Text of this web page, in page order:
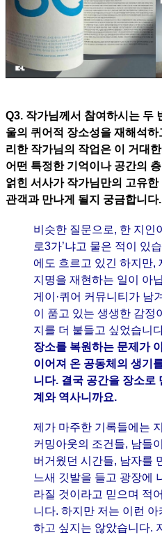
Q3. 작가님께서 참여하시는 두
울의 퀴어적 장소성을 재해석
리한 작가님의 작업은 이 거대
어떤 특정한 기억이나 공간의
얽힌 서사가 작가님만의 고유
관객과 만나게 될지 궁금합니다.
비슷한 질문으로, 한 지인
로3가’냐고 물은 적이 있
에도 흐르고 있긴 하지만,
지명을 재현하는 일이 아
게이·퀴어 커뮤니티가 남
이 품고 있는 생생한 감정
지를 더 붙들고 싶었습니
장소를 복원하는 문제가
이어져 온 공동체의 생기
니다. 결국 공간을 장소로
계와 역사니까요.
제가 마주한 기록들에는
커밍아웃의 조건들, 남들
버거웠던 시간들, 남자를
느새 깃발을 들고 광장에
라질 것이라고 믿으며 적
니다. 하지만 저는 이런
하고 싶지는 않았습니다.